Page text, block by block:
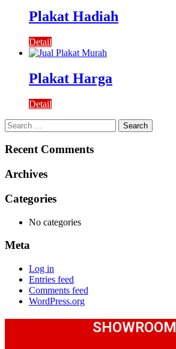
Plakat Hadiah
Detail
Plakat Harga
Detail
Search
for:
Recent Comments
Archives
Categories
No categories
Meta
Log in
Entries feed
Comments feed
WordPress.org
SHOWROOM